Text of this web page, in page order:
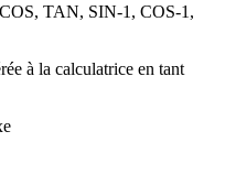
TAN, SIN-1, COS-1,
à la calculatrice en tant